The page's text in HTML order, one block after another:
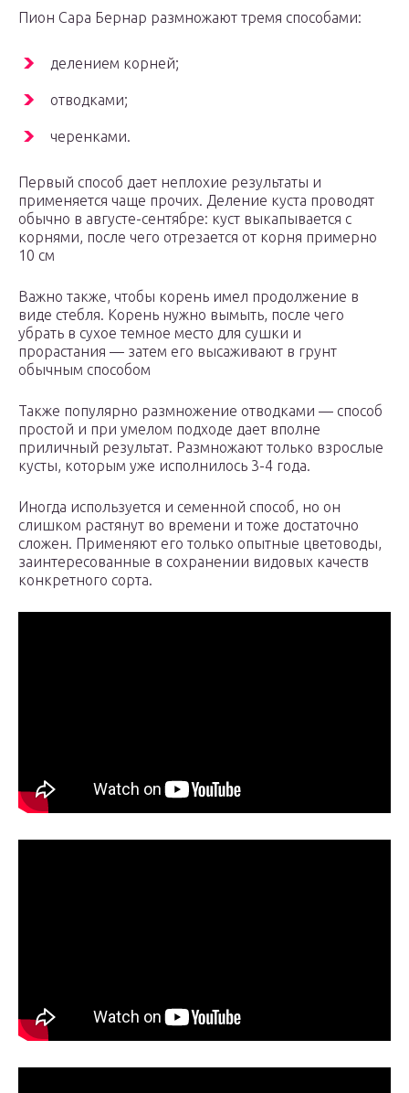
Пион Сара Бернар размножают тремя способами:
делением корней;
отводками;
черенками.
Первый способ дает неплохие результаты и
применяется чаще прочих. Деление куста проводят
обычно в августе-сентябре: куст выкапывается с
корнями, после чего отрезается от корня примерно
10 см
Важно также, чтобы корень имел продолжение в
виде стебля. Корень нужно вымыть, после чего
убрать в сухое темное место для сушки и
прорастания — затем его высаживают в грунт
обычным способом
Также популярно размножение отводками — способ
простой и при умелом подходе дает вполне
приличный результат. Размножают только взрослые
кусты, которым уже исполнилось 3-4 года.
Иногда используется и семенной способ, но он
слишком растянут во времени и тоже достаточно
сложен. Применяют его только опытные цветоводы,
заинтересованные в сохранении видовых качеств
конкретного сорта.